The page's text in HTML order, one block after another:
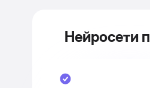
Нейросети